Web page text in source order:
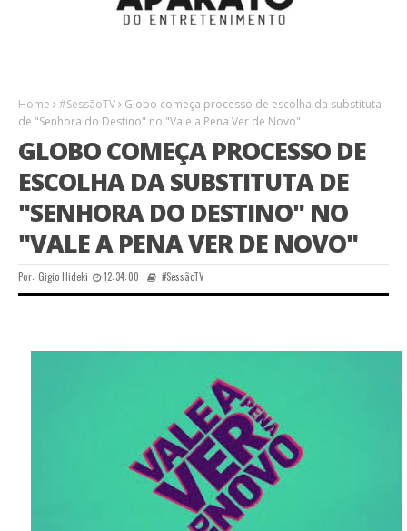
Home #SessãoTV
Globo começa processo de escolha da substituta
de "Senhora do Destino" no "Vale a Pena Ver de Novo"
GLOBO COMEÇA PROCESSO DE
ESCOLHA DA SUBSTITUTA DE
"SENHORA DO DESTINO" NO
"VALE A PENA VER DE NOVO"
Por: Gigio Hideki 12:34:00 #SessãoTV